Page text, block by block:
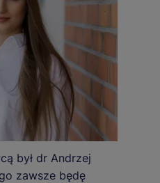
był dr Andrzej
zawsze będę